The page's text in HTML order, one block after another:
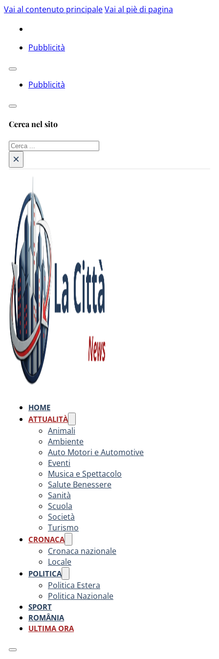
Vai al contenuto principaleVai al piè di pagina
Pubblicità
Pubblicità
Cerca nel sito
Cerca
×
HOME
ATTUALITÀ
Animali
Ambiente
Auto Motori e Automotive
Eventi
Musica e Spettacolo
Salute Benessere
Sanità
Scuola
Società
Turismo
CRONACA
Cronaca nazionale
Locale
POLITICA
Politica Estera
Politica Nazionale
SPORT
ROMÂNIA
ULTIMA ORA